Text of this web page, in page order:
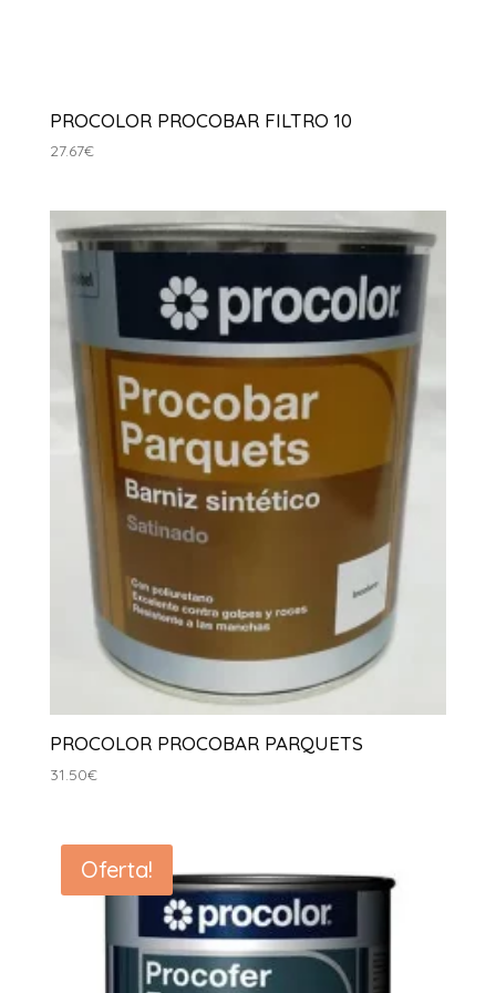
PROCOLOR PROCOBAR FILTRO 10
27.67€
PROCOLOR PROCOBAR PARQUETS
31.50€
Oferta!